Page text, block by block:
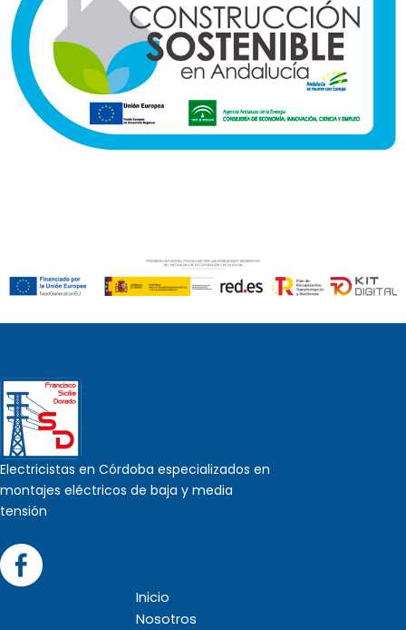
Electricistas en Córdoba especializados en
montajes eléctricos de baja y media
tensión
Inicio
Nosotros